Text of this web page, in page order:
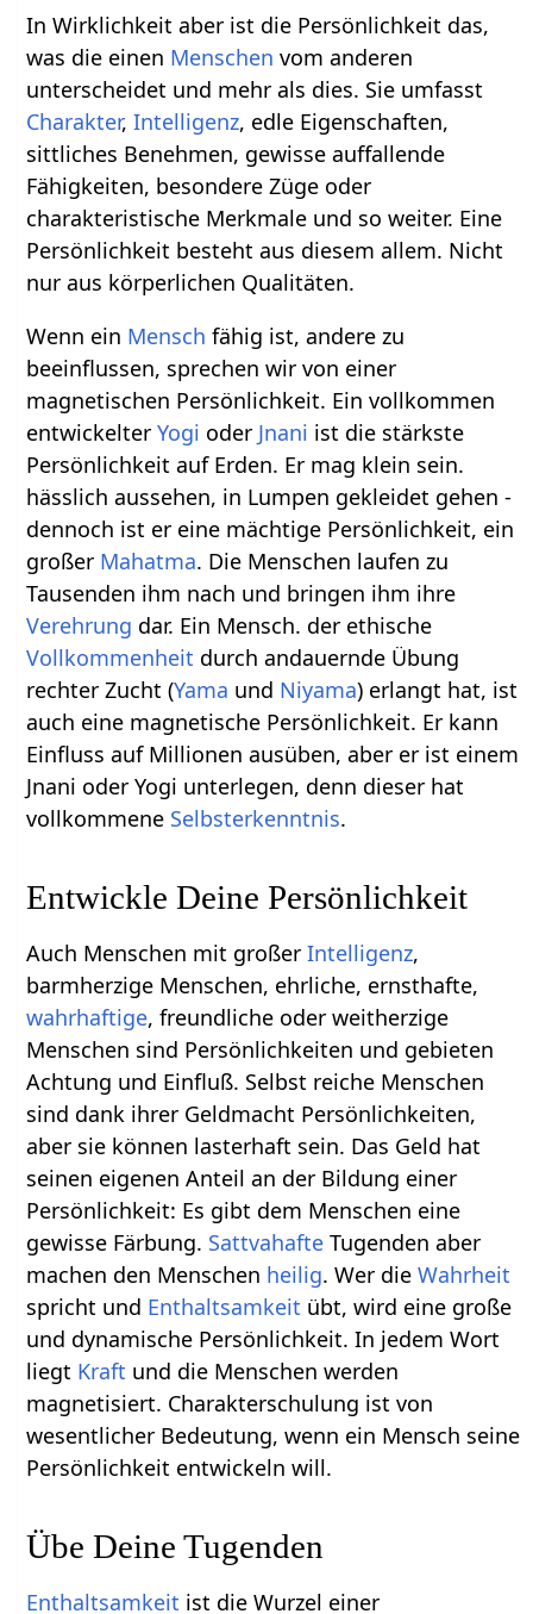
In Wirklichkeit aber ist die Persönlichkeit das,
was die einen Menschen vom anderen
unterscheidet und mehr als dies. Sie umfasst
Charakter,Intelligenz, edle Eigenschaften,
sittliches Benehmen, gewisse auffallende
Fähigkeiten, besondere Züge oder
charakteristische Merkmale und so weiter. Eine
Persönlichkeit besteht aus diesem allem. Nicht
nur aus körperlichen Qualitäten.
Wenn ein Mensch fähig ist, andere zu
beeinflussen, sprechen wir von einer
magnetischen Persönlichkeit. Ein vollkommen
entwickelterYogi oder Jnani ist die stärkste
Persönlichkeit auf Erden. Er mag klein sein.
hässlich aussehen, in Lumpen gekleidet gehen -
dennoch ist er eine mächtige Persönlichkeit, ein
großer Mahatma. Die Menschen laufen zu
Tausenden ihm nach und bringen ihm ihre
Verehrung dar. Ein Mensch. der ethische
Vollkommenheit durch andauernde Übung
rechter Zucht (Yama und Niyama) erlangt hat, ist
auch eine magnetische Persönlichkeit. Er kann
Einfluss auf Millionen ausüben, aber er ist einem
Jnani oder Yogi unterlegen, denn dieser hat
vollkommene Selbsterkenntnis.
Entwickle Deine Persönlichkeit
Auch Menschen mit großerIntelligenz,
barmherzige Menschen, ehrliche, ernsthafte,
wahrhaftige, freundliche oder weitherzige
Menschen sind Persönlichkeiten und gebieten
Achtung und Einfluß. Selbst reiche Menschen
sind dank ihrer Geldmacht Persönlichkeiten,
aber sie können lasterhaft sein. Das Geld hat
seinen eigenen Anteil an der Bildung einer
Persönlichkeit: Es gibt dem Menschen eine
gewisse Färbung. Sattvahafte Tugenden aber
machen den Menschen heilig. Wer dieWahrheit
spricht und Enthaltsamkeit übt, wird eine große
und dynamische Persönlichkeit. In jedem Wort
liegt Kraft und die Menschen werden
magnetisiert. Charakterschulung ist von
wesentlicher Bedeutung, wenn ein Mensch seine
Persönlichkeit entwickeln will.
Übe Deine Tugenden
Enthaltsamkeit ist die Wurzel einer